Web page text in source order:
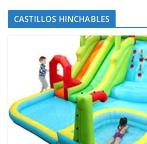
CASTILLOS HINCHABLES